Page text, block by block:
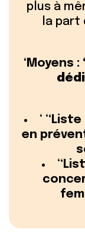
plus à
la part
Moyens :
en